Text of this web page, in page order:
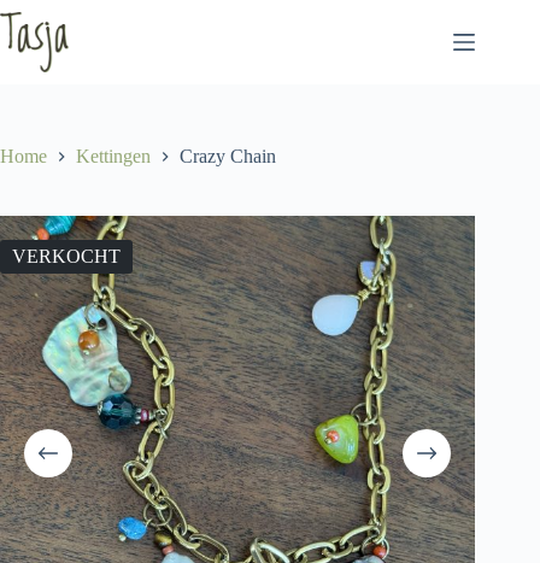
Ga
naar
de
inhoud
Home Kettingen Crazy Chain
VERKOCHT